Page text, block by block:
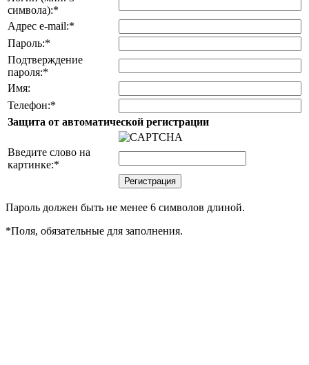
символа):*
Адрес e-mail:*
Пароль:*
Подтверждение
пароля:*
Имя:
Телефон:*
Защита от автоматической регистрации
Введите слово на
картинке:*
Пароль должен быть не менее 6 символов длиной.
*Поля, обязательные для заполнения.